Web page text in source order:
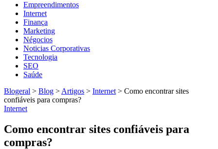
Empreendimentos
Internet
Finança
Marketing
Négocios
Noticias Corporativas
Tecnologia
SEO
Saúde
Blogeral > Blog > Artigos > Internet > Como encontrar sites
confiáveis para compras?
Internet
Como encontrar sites confiáveis para
compras?